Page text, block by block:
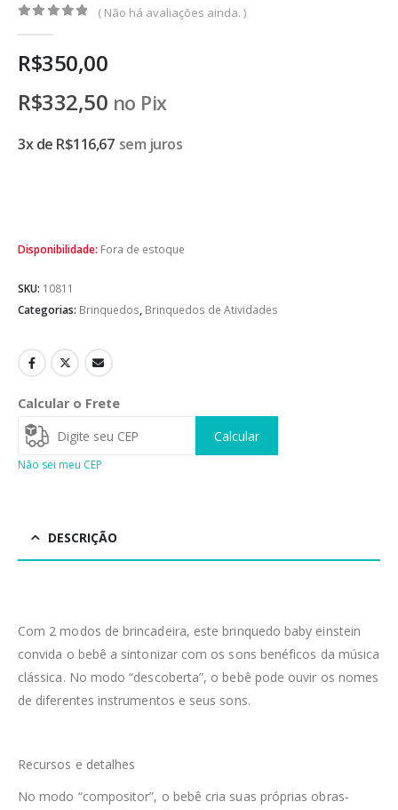
( Não há avaliações ainda. )
R$350,00
R$332,50 no Pix
3x de R$116,67 sem juros
Disponibilidade: Fora de estoque
SKU: 10811
Categorias: Brinquedos, Brinquedos de Atividades
Calcular o Frete
Calcular
Não sei meu CEP
DESCRIÇÃO
Com 2 modos de brincadeira, este brinquedo baby einstein
convida o bebê a sintonizar com os sons benéficos da música
clássica. No modo “descoberta”, o bebê pode ouvir os nomes
de diferentes instrumentos e seus sons.
Recursos e detalhes
No modo “compositor”, o bebê cria suas próprias obras-